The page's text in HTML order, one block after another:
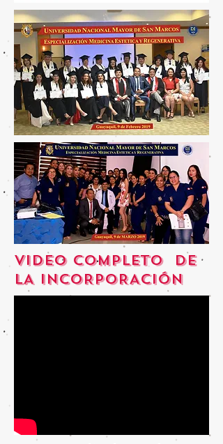
VIDEO COMPLETO DE
LA INCORPORACIÓN